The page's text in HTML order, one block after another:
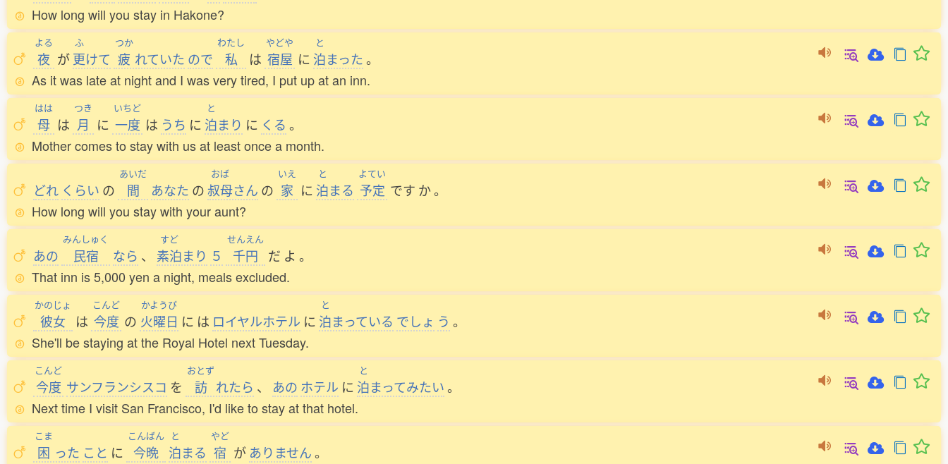
How long will you stay in Hakone?
よる
夜 が
ふ
更けて
つか
疲 れていた ので
わたし
私 は
やどや
宿屋 に
と
泊まった 。
As it was late at night and I was very tired, I put up at an inn.
はは
母 は
つき
月 に
いちど
一度 は うち に
と
泊まり に くる 。
Mother comes to stay with us at least once a month.
どれ くらい の
あいだ
間 あなた の
おば
叔母さん の
いえ
家 に
と
泊まる
よてい
予定 です か。
How long will you stay with your aunt?
あの
みんしゅく
民宿 なら 、
すど
素泊まり ５
せんえん
千円 だ よ 。
That inn is 5,000 yen a night, meals excluded.
かのじょ
彼女 は
こんど
今度 の
かようび
火曜日 に は ロイヤルホテル に
と
泊まっている でしょ う 。
She'll be staying at the Royal Hotel next Tuesday.
こんど
今度 サンフランシスコ を
おとず
訪 れたら 、 あの ホテル に
と
泊まってみたい。
Next time I visit San Francisco, I'd like to stay at that hotel.
こま
困 った こと に
こんばん
今晩
と
泊まる
やど
宿 が ありません。